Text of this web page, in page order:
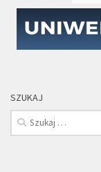
SZUKAJ
Szukaj: